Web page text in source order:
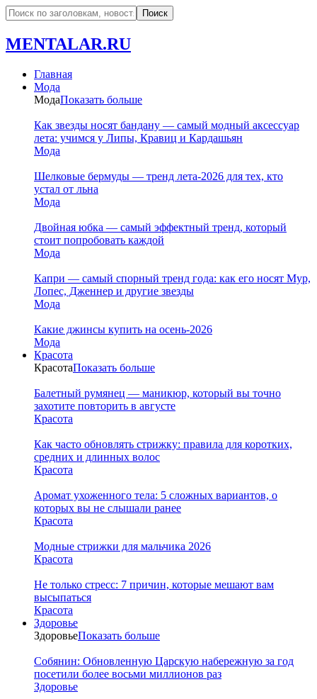
MENTALAR.RU
Главная
Мода
МодаПоказать больше
Как звезды носят бандану — самый модный аксессуар
лета: учимся у Липы, Кравиц и Кардашьян
Мода
Шелковые бермуды — тренд лета-2026 для тех, кто
устал от льна
Мода
Двойная юбка — самый эффектный тренд, который
стоит попробовать каждой
Мода
Капри — самый спорный тренд года: как его носят Мур,
Лопес, Дженнер и другие звезды
Мода
Какие джинсы купить на осень-2026
Мода
Красота
КрасотаПоказать больше
Балетный румянец — маникюр, который вы точно
захотите повторить в августе
Красота
Как часто обновлять стрижку: правила для коротких,
средних и длинных волос
Красота
Аромат ухоженного тела: 5 сложных вариантов, о
которых вы не слышали ранее
Красота
Модные стрижки для мальчика 2026
Красота
Не только стресс: 7 причин, которые мешают вам
высыпаться
Красота
Здоровье
ЗдоровьеПоказать больше
Собянин: Обновленную Царскую набережную за год
посетили более восьми миллионов раз
Здоровье